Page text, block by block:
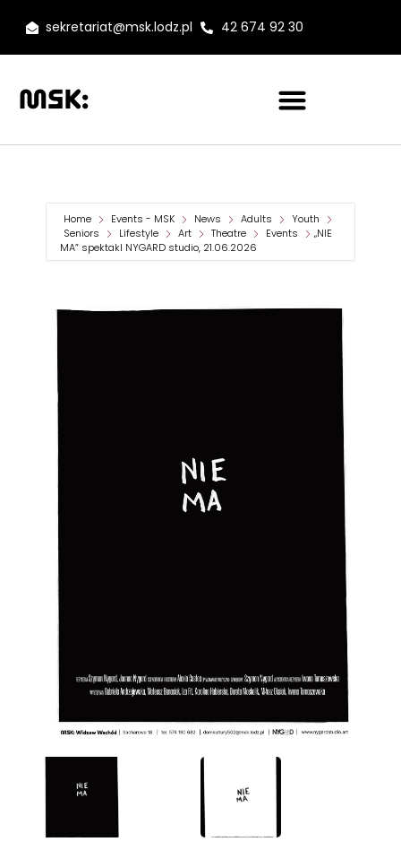
sekretariat@msk.lodz.pl 42 674 92 30
Home Events - MSK News Adults
Youth
Seniors
Lifestyle Art Theatre Events
„NIE
MA” spektakl NYGARD studio, 21.06.2026